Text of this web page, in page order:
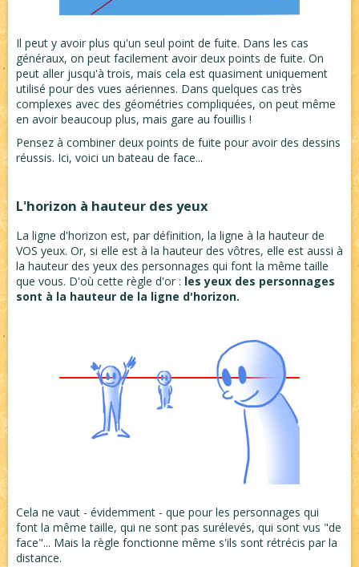
Il peut y avoir plus qu'un seul point de fuite. Dans les cas
généraux, on peut facilement avoir deux points de fuite. On
peut aller jusqu'à trois, mais cela est quasiment uniquement
utilisé pour des vues aériennes. Dans quelques cas très
complexes avec des géométries compliquées, on peut même
en avoir beaucoup plus, mais gare au fouillis !
Pensez à combiner deux points de fuite pour avoir des dessins
réussis. Ici, voici un bateau de face...
L'horizon à hauteur des yeux
La ligne d'horizon est, par définition, la ligne à la hauteur de
VOS yeux. Or, si elle est à la hauteur des vôtres, elle est aussi à
la hauteur des yeux des personnages qui font la même taille
que vous. D'où cette règle d'or : les yeux des personnages
sont à la hauteur de la ligne d'horizon.
Cela ne vaut - évidemment - que pour les personnages qui
font la même taille, qui ne sont pas surélevés, qui sont vus "de
face"... Mais la règle fonctionne même s'ils sont rétrécis par la
distance.